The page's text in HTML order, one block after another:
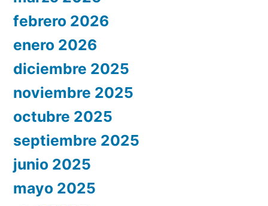
febrero 2026
enero 2026
diciembre 2025
noviembre 2025
octubre 2025
septiembre 2025
junio 2025
mayo 2025